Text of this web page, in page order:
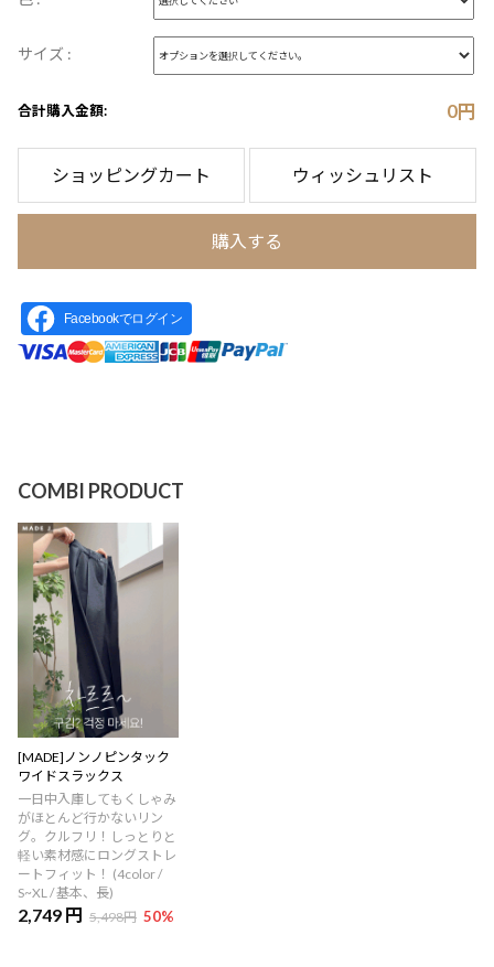
サイズ :
合計購入金額: 0円
ショッピングカート ウィッシュリスト
購入する
Facebookでログイン
COMBI PRODUCT
[MADE]ノンノピンタック
ワイドスラックス
一日中入庫してもくしゃみ
がほとんど行かないリン
グ。クルフリ！しっとりと
軽い素材感にロングストレ
ートフィット！ (4color /
S~XL / 基本、長)
2,749 円 5,498円 50%